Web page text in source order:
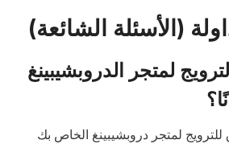
(الأسئلة الشائعة)
لمتجر الدروبشيبينغ
لمتجر دروبشيبينغ الخاص بك